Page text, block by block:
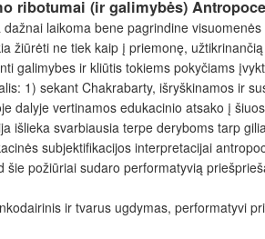
ribotumai (ir galimybės)
laikoma bene pagrindine
žiūrėti ne tiek kaip į priemonę,
galimybes ir kliūtis tokiems pokyčiams
1) sekant Chakrabarty, išryškinamos ir
dalyje vertinamos edukacinio atsako į
išlieka svarbiausia terpe deryboms tarp
subjektifikacijos interpretacijai
požiūriai sudaro performatyvią
ir tvarus ugdymas, performatyvi